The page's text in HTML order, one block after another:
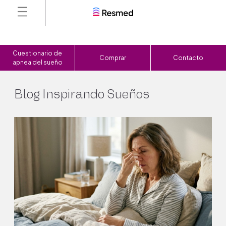
Cuestionario de
apnea del sueño
Comprar Contacto
Blog Inspirando Sueños